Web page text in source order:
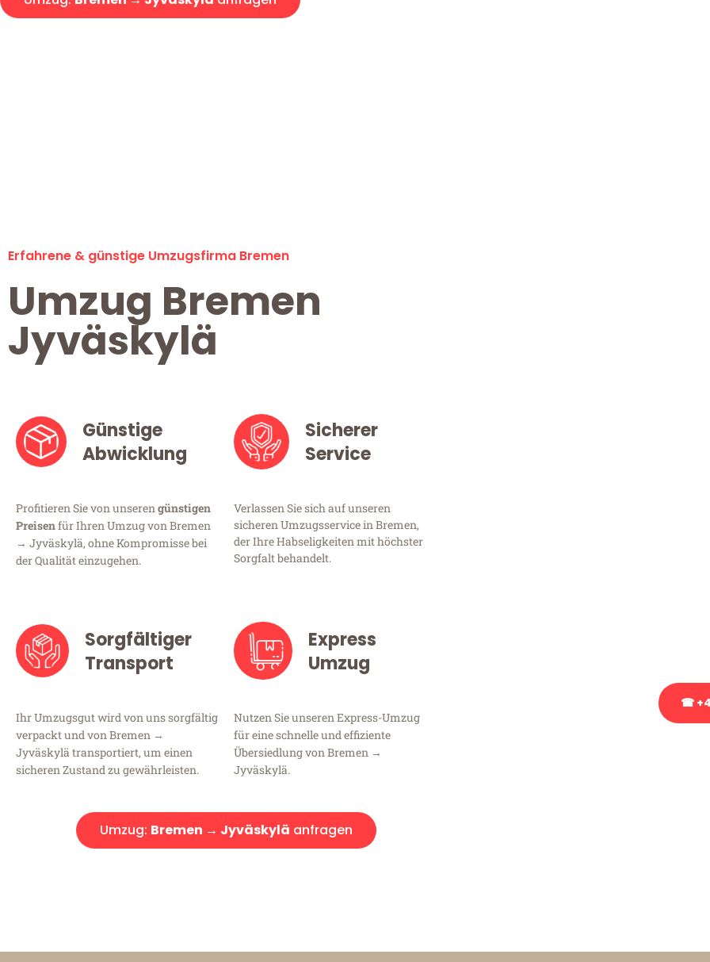
Erfahrene & günstige Umzugsfirma Bremen
Umzug Bremen
Jyväskylä
Günstige
Abwicklung
Profitieren Sie von unserengünstigen
Preisenfür Ihren Umzug von Bremen
→ Jyväskylä, ohne Kompromisse bei
der Qualität einzugehen.
Sicherer
Service
Verlassen Sie sich auf unseren
sicheren Umzugsservice in Bremen,
der Ihre Habseligkeiten mit höchster
Sorgfalt behandelt.
Sorgfältiger
Transport
Ihr Umzugsgut wird von uns sorgfältig
verpackt und von Bremen →
Jyväskylä transportiert, um einen
sicheren Zustand zu gewährleisten.
Express
Umzug
Nutzen Sie unseren Express-Umzug
für eine schnelle und effiziente
Übersiedlung von Bremen →
Jyväskylä.
Umzug: Bremen → Jyväskylä anfragen
☎